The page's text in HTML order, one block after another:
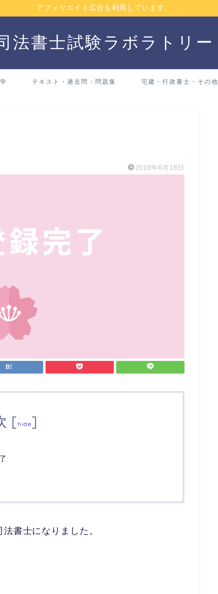
アフィリエイト広告を利用しています。
法書士試験ラボラトリー
テキスト・過去問・問題集 宅建・行政書士・その他
2019年6月18日
[ hide]
書士になりました。